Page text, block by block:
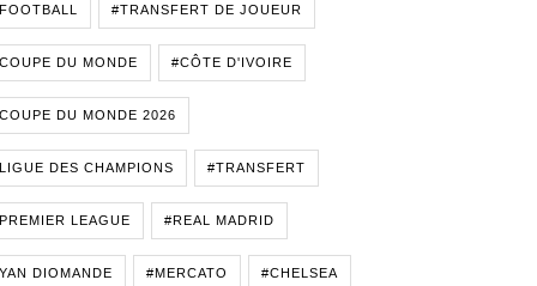
#TRANSFERT DE JOUEUR
DU MONDE #CÔTE D'IVOIRE
DU MONDE 2026
DES CHAMPIONS #TRANSFERT
LEAGUE #REAL MADRID
DIOMANDE #MERCATO #CHELSEA